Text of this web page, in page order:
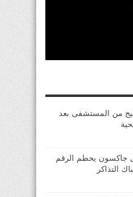
من المستشفى بعد
جاكسون يحطم الرقم
التذاكر